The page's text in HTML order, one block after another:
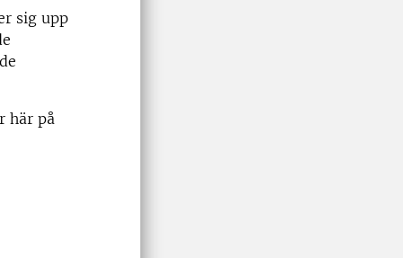
sig upp
här på